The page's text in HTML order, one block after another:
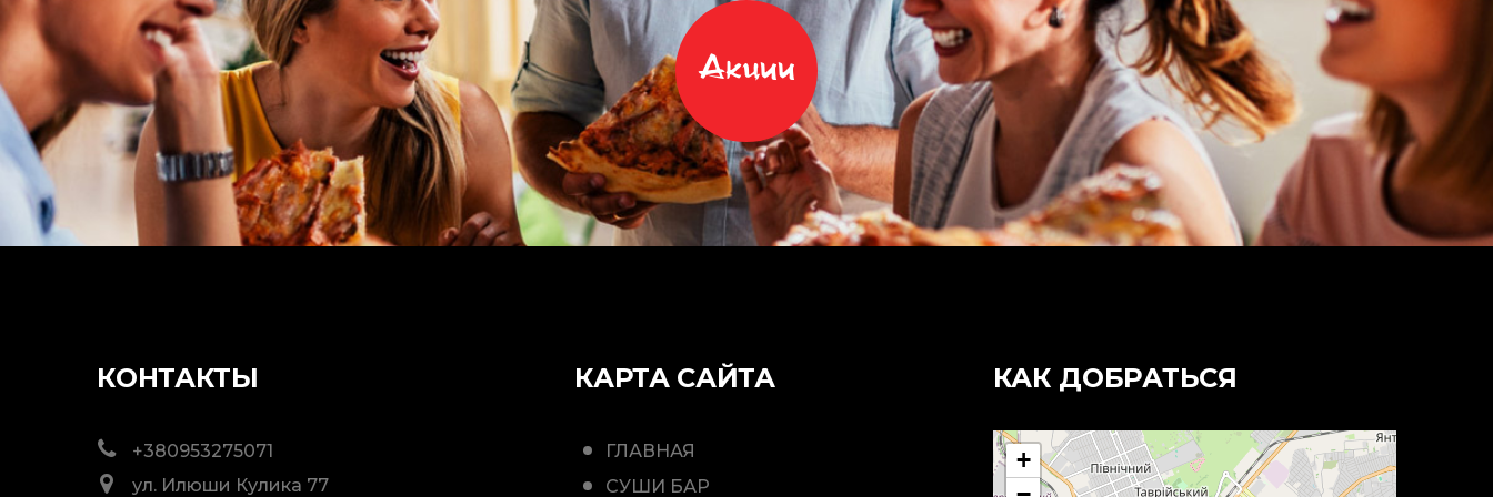
Акции
КОНТАКТЫ
+380953275071
ул. Илюши Кулика 77
КАРТА САЙТА
ГЛАВНАЯ
СУШИ БАР
КАК ДОБРАТЬСЯ
+